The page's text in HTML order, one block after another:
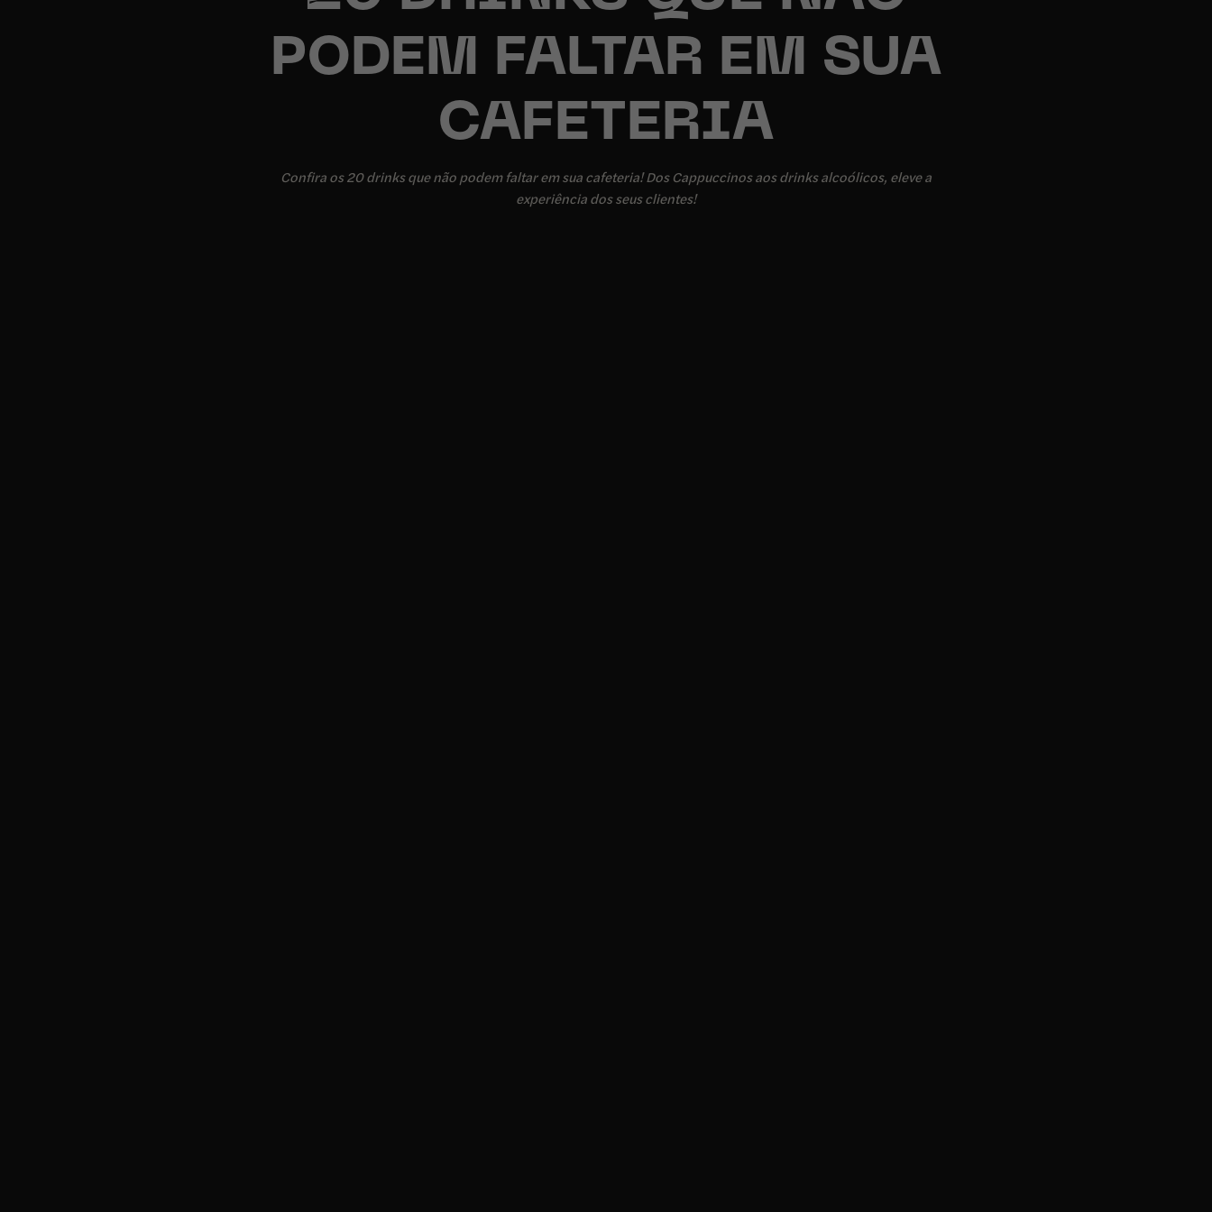
PODEM FALTAR EM SUA
CAFETERIA
Confira os 20 drinks que não podem faltar em sua cafeteria! Dos Cappuccinos aos drinks alcoólicos, eleve a
experiência dos seus clientes!